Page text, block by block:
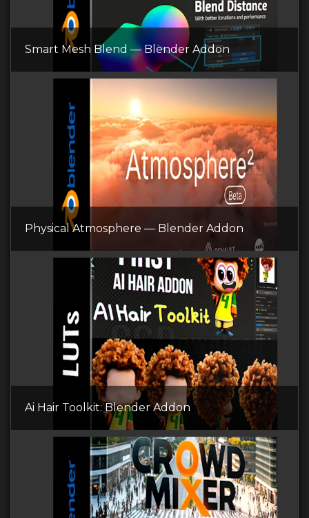
Smart Mesh Blend — Blender Addon
Physical Atmosphere — Blender Addon
Ai Hair Toolkit: Blender Addon